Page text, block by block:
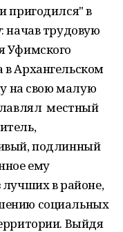
пригодился" в
начав трудовую
Уфимского
в Архангельском
на свою малую
местный
подлинный
ему
лучших в районе,
социальных
Выйдя